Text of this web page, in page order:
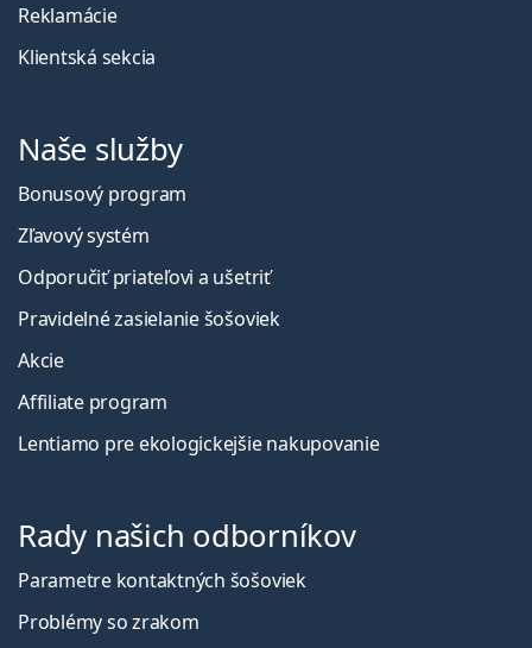
Reklamácie
Klientská sekcia
Naše služby
Bonusový program
Zľavový systém
Odporučiť priateľovi a ušetriť
Pravidelné zasielanie šošoviek
Akcie
Affiliate program
Lentiamo pre ekologickejšie nakupovanie
Rady našich odborníkov
Parametre kontaktných šošoviek
Problémy so zrakom